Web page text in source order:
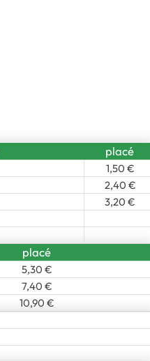
placé
1,50 €
2,40 €
3,20 €
placé
5,30 €
7,40 €
10,90 €